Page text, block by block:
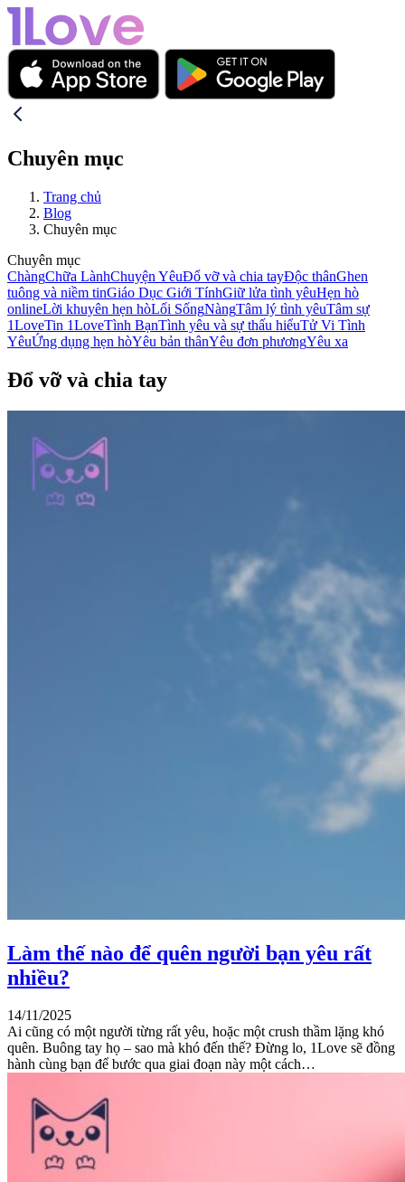
Chuyên mục
Trang chủ
Blog
Chuyên mục
Chuyên mục
ChàngChữa LànhChuyện YêuĐổ vỡ và chia tayĐộc thânGhen
tuông và niềm tinGiáo Dục Giới TínhGiữ lửa tình yêuHẹn hò
onlineLời khuyên hẹn hòLối SốngNàngTâm lý tình yêuTâm sự
1LoveTin 1LoveTình BạnTình yêu và sự thấu hiểuTử Vi Tình
YêuỨng dụng hẹn hòYêu bản thânYêu đơn phươngYêu xa
Đổ vỡ và chia tay
Làm thế nào để quên người bạn yêu rất
nhiều?
14/11/2025
Ai cũng có một người từng rất yêu, hoặc một crush thầm lặng khó
quên. Buông tay họ – sao mà khó đến thế? Đừng lo, 1Love sẽ đồng
hành cùng bạn để bước qua giai đoạn này một cách…